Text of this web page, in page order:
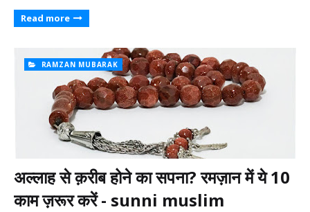
Read more
RAMZAN MUBARAK
अल्लाह से क़रीब होने का सपना? रमज़ान में ये 10
काम ज़रूर करें - sunni muslim